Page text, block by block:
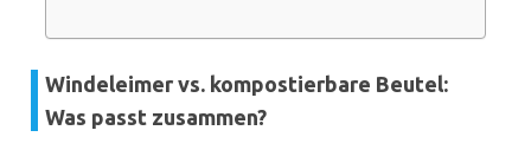
Windeleimer vs. kompostierbare Beutel:
Was passt zusammen?